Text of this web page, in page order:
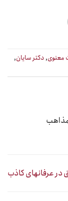
معنوی, دکتر سایان,
در عرفانهای کاذب